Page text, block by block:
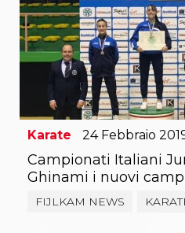
Karate 24 Febbraio
Campionati Italiani
Ghinami i nuovi
FIJLKAM NEWS